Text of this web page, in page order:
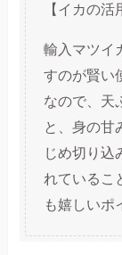
【イカの活
輸入マツイ
すのが賢い
なので、天
と、身の甘
じめ切り込
れているこ
も嬉しいポ